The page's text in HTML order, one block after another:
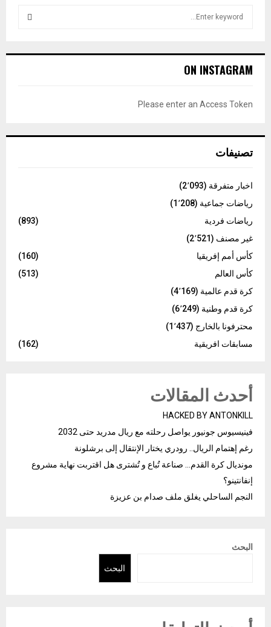
h
C
ON INSTAGRAM
Please enter an Access Token
تصنيفات
اخبار متفرقة (2٬093)
رياضات جماعية (1٬208)
رياضات فردية
(893)
غير مصنف (2٬521)
كأس أمم إفريقيا
(160)
كأس العالم
(513)
كرة قدم عالمية (4٬169)
كرة قدم وطنية (6٬249)
محترفونا بالخارج (1٬437)
مسابقات افريقية
(162)
أحدث المقالات
HACKED BY ANTONKILL
فينيسيوس جونيور يواصل رحلته مع ريال مدريد حتى 2032
رغم إهتمام الريال.. رودري يختار الإنتقال إلى برشلونة
مونديال كرة القدم… صناعة تُباع و تُشترى هل اقتربت نهاية مشروع
إنفانتينو؟
النجم الساحلي يغلق ملف صدام بن عزيزة
البحث
البحث